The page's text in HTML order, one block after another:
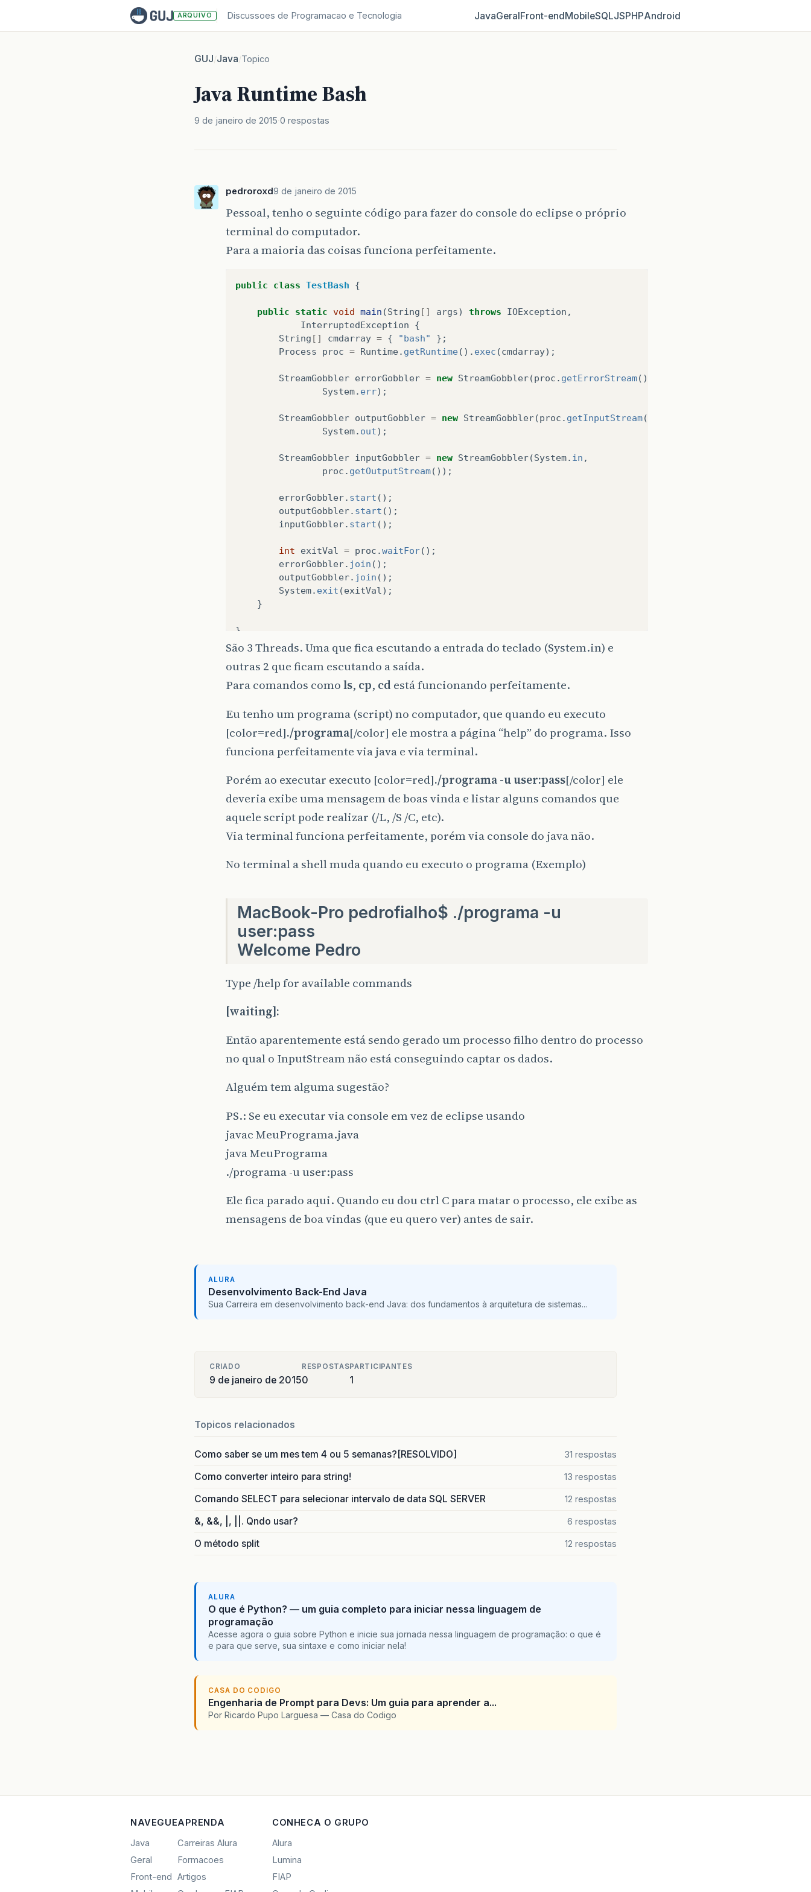
ARQUIVO Discussoes de Programacao e Tecnologia JavaGeralFront‑endMobileSQLJSPHPAndroid
GUJ/Java/Topico
Java Runtime Bash
9 de janeiro de 2015 0 respostas
pedroroxd9 de janeiro de 2015
Pessoal, tenho o seguinte código para fazer do console do eclipse o próprio
terminal do computador.
Para a maioria das coisas funciona perfeitamente.
public class TestBash {
public static void main (String [] args) throws IOException ,
InterruptedException
{
String [] cmdarray = { "bash"
};
Process
proc = Runtime. getRuntime(). exec (cmdarray);
StreamGobbler errorGobbler = new StreamGobbler(proc . getErrorStream(),
System. err);
StreamGobbler outputGobbler = new StreamGobbler(proc . getInputStream(),
System. out);
StreamGobbler inputGobbler = new StreamGobbler(System. in ,
proc . getOutputStream());
errorGobbler. start ();
outputGobbler. start ();
inputGobbler. start ();
int exitVal = proc .waitFor();
errorGobbler. join ();
outputGobbler. join ();
System. exit (exitVal );
}
}
StreamGobbler
InputStream is;
OutputStream os;
StreamGobbler InputStream OutputStream os
{
this
is
this. os = os;
}
public void run() {
int c;
while ((c = is.read ()) !=
os.flush();
} catch ( IOException x)
{
}
São 3 Threads. Uma que fica escutando a entrada do teclado (System.in) e
outras 2 que ficam escutando a saída.
Para comandos comols, cp, cd está funcionando perfeitamente.
Eu tenho um programa (script) no computador, que quando eu executo
[color=red]./programa[/color] ele mostra a página “help” do programa. Isso
funciona perfeitamente via java e via terminal.
Porém ao executar executo [color=red]./programa -u user:pass[/color] ele
deveria exibe uma mensagem de boas vinda e listar alguns comandos que
aquele script pode realizar (/L, /S /C, etc).
Via terminal funciona perfeitamente, porém via console do java não.
No terminal a shell muda quando eu executo o programa (Exemplo)
MacBook-Pro pedrofialho$ ./programa -u
user:pass
Welcome Pedro
Type /help for available commands
[waiting]:
Então aparentemente está sendo gerado um processo filho dentro do processo
no qual o InputStream não está conseguindo captar os dados.
Alguém tem alguma sugestão?
PS.: Se eu executar via console em vez de eclipse usando
javac MeuPrograma.java
java MeuPrograma
./programa -u user:pass
Ele fica parado aqui. Quando eu dou ctrl C para matar o processo, ele exibe as
mensagens de boa vindas (que eu quero ver) antes de sair.
ALURA
Desenvolvimento Back-End Java
Sua Carreira em desenvolvimento back-end Java: dos fundamentos à arquitetura de sistemas...
CRIADO
9 de janeiro de 2015
RESPOSTAS
0
PARTICIPANTES
1
Topicos relacionados
Como saber se um mes tem 4 ou 5 semanas?[RESOLVIDO] 31 respostas
Como converter inteiro para string! 13 respostas
Comando SELECT para selecionar intervalo de data SQL SERVER 12 respostas
&, &&, |, ||. Qndo usar? 6 respostas
O método split 12 respostas
ALURA
O que é Python? — um guia completo para iniciar nessa linguagem de
programação
Acesse agora o guia sobre Python e inicie sua jornada nessa linguagem de programação: o que é
e para que serve, sua sintaxe e como iniciar nela!
CASA DO CODIGO
Engenharia de Prompt para Devs: Um guia para aprender a...
Por Ricardo Pupo Larguesa — Casa do Codigo
NAVEGUE
Java
Geral
Front-end
APRENDA
Carreiras Alura
Formacoes
Artigos
CONHECA O GRUPO
Alura
Lumina
FIAP